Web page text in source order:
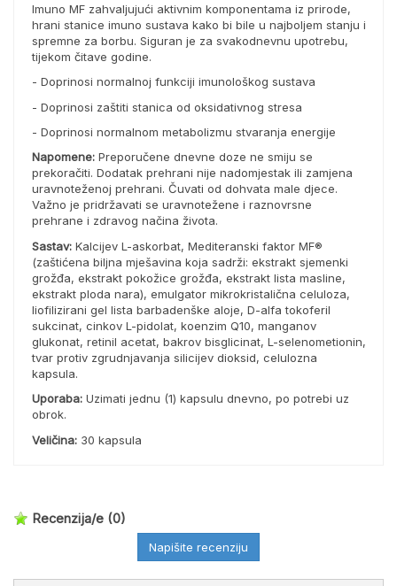
Imuno MF zahvaljujući aktivnim komponentama iz prirode,
hrani stanice imuno sustava kako bi bile u najboljem stanju i
spremne za borbu. Siguran je za svakodnevnu upotrebu,
tijekom čitave godine.
- Doprinosi normalnoj funkciji imunološkog sustava
- Doprinosi zaštiti stanica od oksidativnog stresa
- Doprinosi normalnom metabolizmu stvaranja energije
Napomene:Preporučene dnevne doze ne smiju se
prekoračiti. Dodatak prehrani nije nadomjestak ili zamjena
uravnoteženoj prehrani. Čuvati od dohvata male djece.
Važno je pridržavati se uravnotežene i raznovrsne
prehrane i zdravog načina života.
Sastav:Kalcijev L-askorbat, Mediteranski faktor MF®
(zaštićena biljna mješavina koja sadrži: ekstrakt sjemenki
grožđa, ekstrakt pokožice grožđa, ekstrakt lista masline,
ekstrakt ploda nara), emulgator mikrokristalična celuloza,
liofilizirani gel lista barbadenške aloje, D-alfa tokoferil
sukcinat, cinkov L-pidolat, koenzim Q10, manganov
glukonat, retinil acetat, bakrov bisglicinat, L-selenometionin,
tvar protiv zgrudnjavanja silicijev dioksid, celulozna
kapsula.
Uporaba:Uzimati jednu (1) kapsulu dnevno, po potrebi uz
obrok.
Veličina:30 kapsula
Recenzija/e (0)
Napišite recenziju